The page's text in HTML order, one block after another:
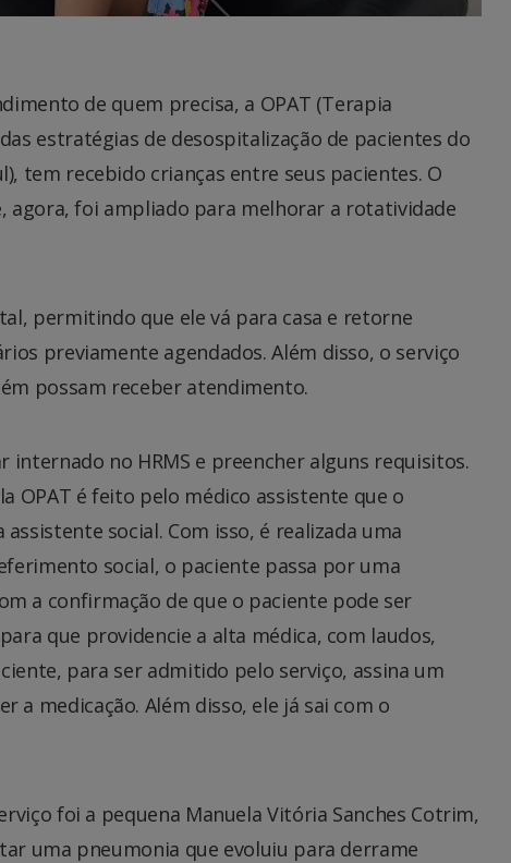
de quem precisa, a OPAT (Terapia
estratégias de desospitalização de pacientes do
tem recebido crianças entre seus pacientes. O
agora, foi ampliado para melhorar a rotatividade
permitindo que ele vá para casa e retorne
previamente agendados. Além disso, o serviço
possam receber atendimento.
internado no HRMS e preencher alguns requisitos.
OPAT é feito pelo médico assistente que o
social. Com isso, é realizada uma
social, o paciente passa por uma
a confirmação de que o paciente pode ser
que providencie a alta médica, com laudos,
para ser admitido pelo serviço, assina um
medicação. Além disso, ele já sai com o
foi a pequena Manuela Vitória Sanches Cotrim,
uma pneumonia que evoluiu para derrame